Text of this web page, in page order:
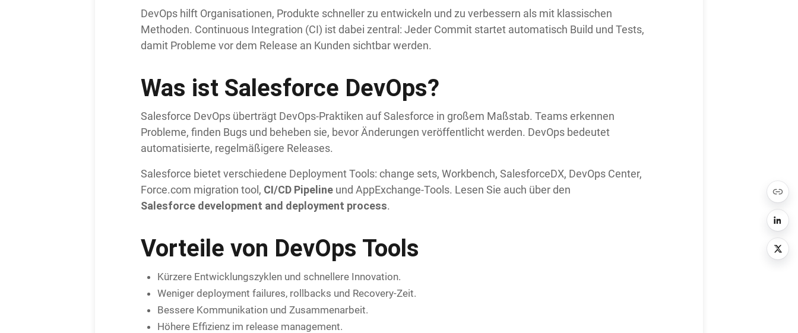
DevOps hilft Organisationen, Produkte schneller zu entwickeln und zu verbessern als mit klassischen
Methoden. Continuous Integration (CI) ist dabei zentral: Jeder Commit startet automatisch Build und Tests,
damit Probleme vor dem Release an Kunden sichtbar werden.
Was ist Salesforce DevOps?
Salesforce DevOps überträgt DevOps-Praktiken auf Salesforce in großem Maßstab. Teams erkennen
Probleme, finden Bugs und beheben sie, bevor Änderungen veröffentlicht werden. DevOps bedeutet
automatisierte, regelmäßigere Releases.
Salesforce bietet verschiedene Deployment Tools: change sets, Workbench, SalesforceDX, DevOps Center,
Force.com migration tool, CI/CD Pipelineund AppExchange-Tools. Lesen Sie auch über den
Salesforce development and deployment process.
Vorteile von DevOps Tools
Kürzere Entwicklungszyklen und schnellere Innovation.
Weniger deployment failures, rollbacks und Recovery-Zeit.
Bessere Kommunikation und Zusammenarbeit.
Höhere Effizienz im release management.